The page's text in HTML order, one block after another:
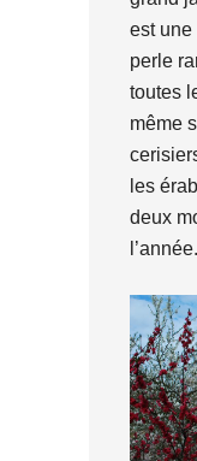
est une
perle
toutes
même
les
deux
l’année.